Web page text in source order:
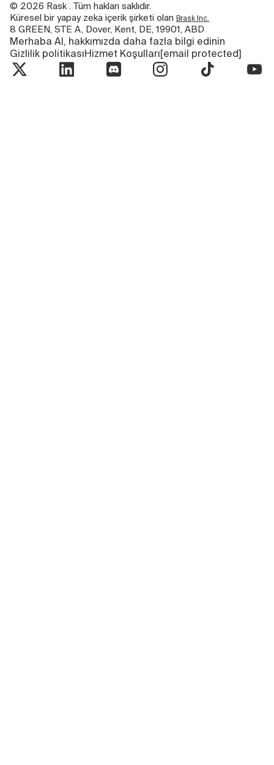
© 2026 Rask . Tüm hakları saklıdır.
Küresel bir yapay zeka içerik şirketi olan Brask Inc.
8 GREEN, STE A, Dover, Kent, DE, 19901, ABD
Merhaba AI, hakkımızda daha fazla bilgi edinin
Gizlilik politikasıHizmet Koşulları[email protected]